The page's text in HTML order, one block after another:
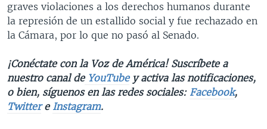
graves violaciones a los derechos humanos durante
la represión de un estallido social y fue rechazado en
la Cámara, por lo que no pasó al Senado.
¡Conéctate con la Voz de América! Suscríbete a
nuestro canal deYouTubey activa las notificaciones,
o bien, síguenos en las redes sociales: Facebook,
Twittere Instagram.